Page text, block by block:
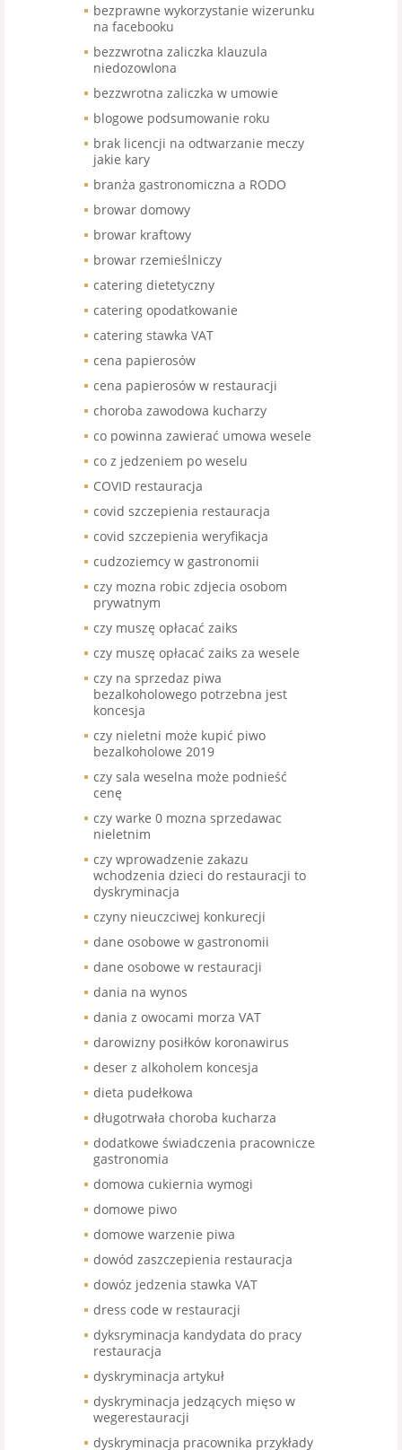
bezprawne wykorzystanie wizerunku
na facebooku
bezzwrotna zaliczka klauzula
niedozowlona
bezzwrotna zaliczka w umowie
blogowe podsumowanie roku
brak licencji na odtwarzanie meczy
jakie kary
branża gastronomiczna a RODO
browar domowy
browar kraftowy
browar rzemieślniczy
catering dietetyczny
catering opodatkowanie
catering stawka VAT
cena papierosów
cena papierosów w restauracji
choroba zawodowa kucharzy
co powinna zawierać umowa wesele
co z jedzeniem po weselu
COVID restauracja
covid szczepienia restauracja
covid szczepienia weryfikacja
cudzoziemcy w gastronomii
czy mozna robic zdjecia osobom
prywatnym
czy muszę opłacać zaiks
czy muszę opłacać zaiks za wesele
czy na sprzedaz piwa
bezalkoholowego potrzebna jest
koncesja
czy nieletni może kupić piwo
bezalkoholowe 2019
czy sala weselna może podnieść
cenę
czy warke 0 mozna sprzedawac
nieletnim
czy wprowadzenie zakazu
wchodzenia dzieci do restauracji to
dyskryminacja
czyny nieuczciwej konkurecji
dane osobowe w gastronomii
dane osobowe w restauracji
dania na wynos
dania z owocami morza VAT
darowizny posiłków koronawirus
deser z alkoholem koncesja
dieta pudełkowa
długotrwała choroba kucharza
dodatkowe świadczenia pracownicze
gastronomia
domowa cukiernia wymogi
domowe piwo
domowe warzenie piwa
dowód zaszczepienia restauracja
dowóz jedzenia stawka VAT
dress code w restauracji
dyksryminacja kandydata do pracy
restauracja
dyskryminacja artykuł
dyskryminacja jedzących mięso w
wegerestauracji
dyskryminacja pracownika przykłady